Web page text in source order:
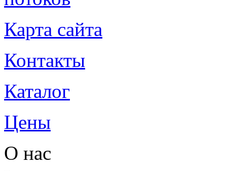
Карта сайта
Контакты
Каталог
Цены
О нас